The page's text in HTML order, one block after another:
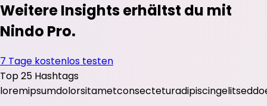
Weitere Insights erhältst du mit
Nindo Pro.
7 Tage kostenlos testen
Top 25 Hashtags
loremipsumdolorsitametconsecteturadipiscingelitseddo